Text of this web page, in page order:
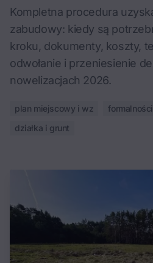
Kompletna procedura
zabudowy: kiedy są
kroku, dokumenty, koszty,
odwołanie i przeniesienie
nowelizacjach 2026.
plan miejscowy i wz
działka i grunt